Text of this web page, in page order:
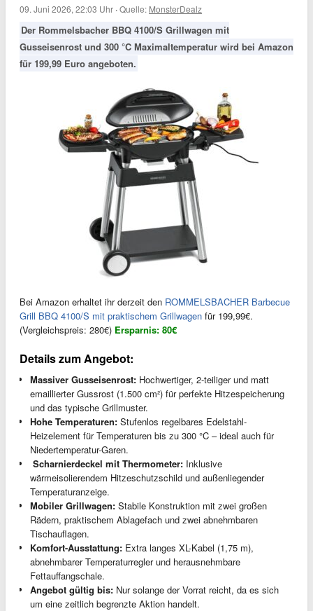
09. Juni 2026, 22:03 Uhr ·Quelle: MonsterDealz
Der Rommelsbacher BBQ 4100/S Grillwagen mit
Gusseisenrost und 300 °C Maximaltemperatur wird bei Amazon
für 199,99 Euro angeboten.
Bei Amazon erhaltet ihr derzeit den ROMMELSBACHER Barbecue
Grill BBQ 4100/S mit praktischem Grillwagen für 199,99€.
(Vergleichspreis: 280€) Ersparnis: 80€
Details zum Angebot:
Massiver Gusseisenrost: Hochwertiger, 2-teiliger und matt
emaillierter Gussrost (1.500 cm²) für perfekte Hitzespeicherung
und das typische Grillmuster.
Hohe Temperaturen: Stufenlos regelbares Edelstahl-
Heizelement für Temperaturen bis zu 300 °C – ideal auch für
Niedertemperatur-Garen.
️ Scharnierdeckel mit Thermometer: Inklusive
wärmeisolierendem Hitzeschutzschild und außenliegender
Temperaturanzeige.
Mobiler Grillwagen: Stabile Konstruktion mit zwei großen
Rädern, praktischem Ablagefach und zwei abnehmbaren
Tischauflagen.
Komfort-Ausstattung: Extra langes XL-Kabel (1,75 m),
abnehmbarer Temperaturregler und herausnehmbare
Fettauffangschale.
Angebot gültig bis: Nur solange der Vorrat reicht, da es sich
um eine zeitlich begrenzte Aktion handelt.